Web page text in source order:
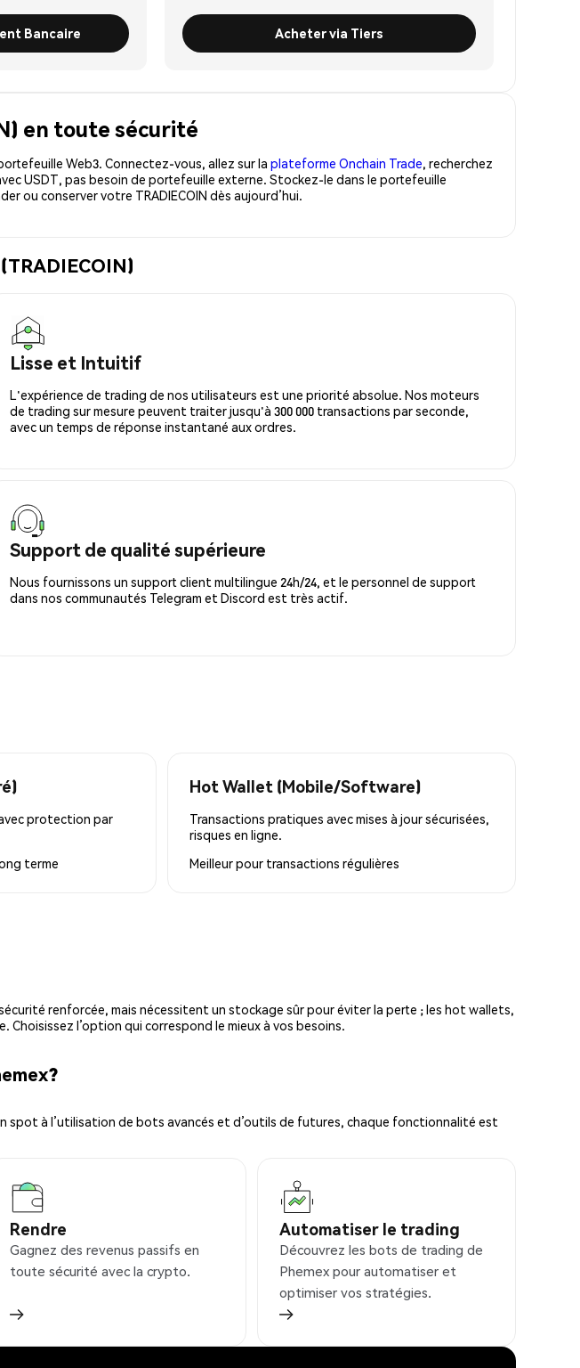
Bancaire Acheter via Tiers
en toute sécurité
Web3. Connectez-vous, allez sur la plateforme Onchain Trade, recherchez
USDT, pas besoin de portefeuille externe. Stockez-le dans le portefeuille
ou conserver votre TRADIECOIN dès aujourd’hui.
Lisse et Intuitif
L'expérience de trading de nos utilisateurs est une priorité absolue. Nos moteurs
de trading sur mesure peuvent traiter jusqu'à 300 000 transactions par seconde,
avec un temps de réponse instantané aux ordres.
Support de qualité supérieure
Nous fournissons un support client multilingue 24h/24, et le personnel de support
dans nos communautés Telegram et Discord est très actif.
protection par
terme
Hot Wallet (Mobile/Software)
Transactions pratiques avec mises à jour sécurisées,
risques en ligne.
Meilleur pour transactions régulières
renforcée, mais nécessitent un stockage sûr pour éviter la perte ; les hot wallets,
l’option qui correspond le mieux à vos besoins.
à l’utilisation de bots avancés et d’outils de futures, chaque fonctionnalité est
Rendre
Gagnez des revenus passifs en
toute sécurité avec la crypto.
Automatiser le trading
Découvrez les bots de trading de
Phemex pour automatiser et
optimiser vos stratégies.